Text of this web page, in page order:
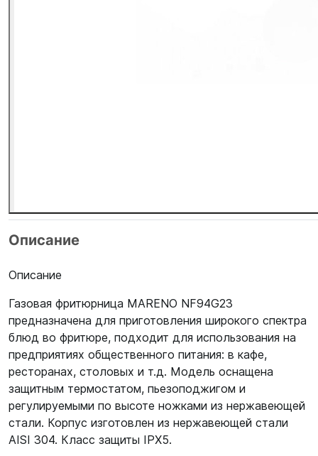
Описание
Описание
Газовая фритюрница MARENO NF94G23
предназначена для приготовления широкого спектра
блюд во фритюре, подходит для использования на
предприятиях общественного питания: в кафе,
ресторанах, столовых и т.д. Модель оснащена
защитным термостатом, пьезоподжигом и
регулируемыми по высоте ножками из нержавеющей
стали. Корпус изготовлен из нержавеющей стали
AISI 304. Класс защиты IPX5.